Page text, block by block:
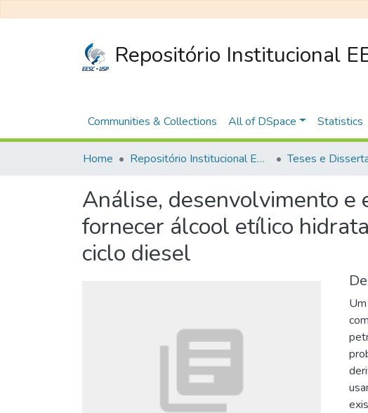
Repositório Institucional
Communities & Collections All of DSpace Statistics
Home Repositório Institucional EESC
Análise, desenvolvimento e
fornecer álcool etílico
ciclo diesel